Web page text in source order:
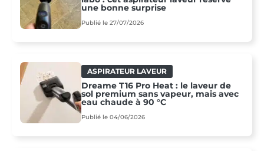
une bonne surprise
Publié le 27/07/2026
ASPIRATEUR LAVEUR
Dreame T16 Pro Heat : le laveur de
sol premium sans vapeur, mais avec
eau chaude à 90 °C
Publié le 04/06/2026